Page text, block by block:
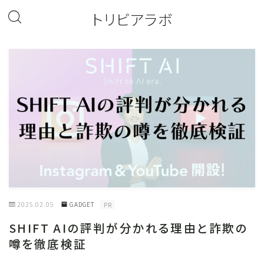
トリビアラボ
2025.02.05 GADGET PR
SHIFT AIの評判が分かれる理由と詐欺の
噂を徹底検証